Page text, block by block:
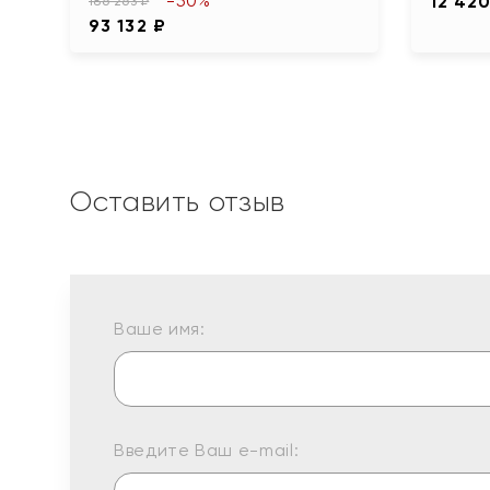
93 132 ₽
Оставить отзыв
Ваше имя:
Введите Ваш e-mail: